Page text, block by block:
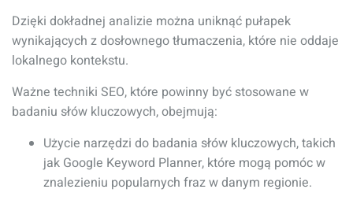
Dzięki dokładnej analizie można uniknąć pułapek
wynikających z dosłownego tłumaczenia, które nie oddaje
lokalnego kontekstu.
Ważne techniki SEO, które powinny być stosowane w
badaniu słów kluczowych, obejmują:
Użycie narzędzi do badania słów kluczowych, takich
jak Google Keyword Planner, które mogą pomóc w
znalezieniu popularnych fraz w danym regionie.